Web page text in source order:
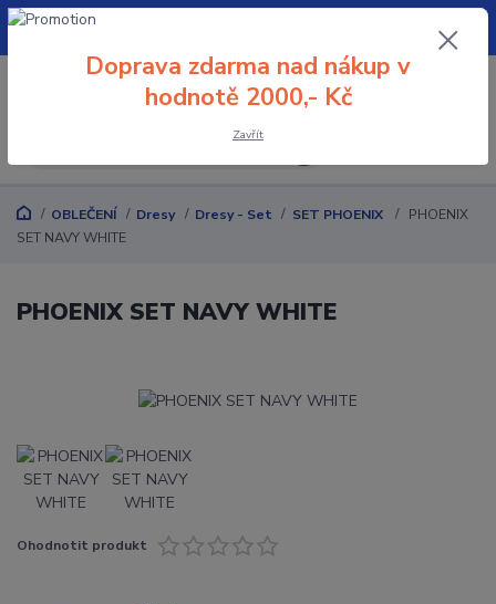
+420 608 032 114
0 Kč
OBLEČENÍ Dresy Dresy - Set SET PHOENIX
PHOENIX
SET NAVY WHITE
PHOENIX SET NAVY WHITE
Ohodnotit produkt
Doprava zdarma nad nákup v
hodnotě 2000,- Kč
Zavřít